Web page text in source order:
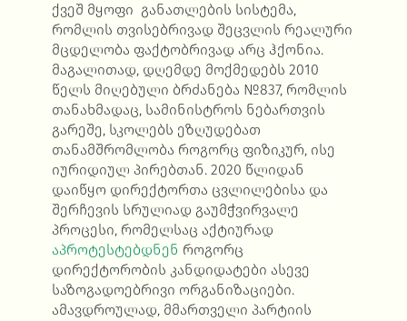
ქვეშ მყოფი განათლების სისტემა,
რომლის თვისებრივად შეცვლის რეალური
მცდელობა ფაქტობრივად არც ჰქონია.
მაგალითად, დღემდე მოქმედებს 2010
წელს მიღებული ბრძანება №837, რომლის
თანახმადაც, სამინისტროს ნებართვის
გარეშე, სკოლებს ეზღუდებათ
თანამშრომლობა როგორც ფიზიკურ, ისე
იურიდიულ პირებთან. 2020 წლიდან
დაიწყო დირექტორთა ცვლილებისა და
შერჩევის სრულიად გაუმჭვირვალე
პროცესი, რომელსაც აქტიურად
აპროტესტებდნენ როგორც
დირექტორობის კანდიდატები ასევე
საზოგადოებრივი ორგანიზაციები.
ამავდროულად, მმართველი პარტიის